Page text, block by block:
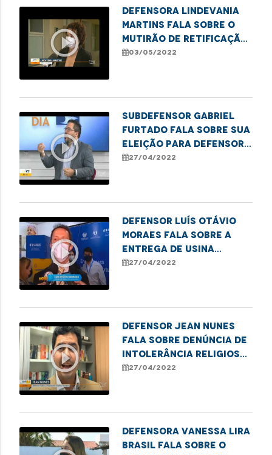
play_circle_outline
Defensora Lindevania
Martins fala sobre o
mutirão de retificação
de nome social para
03/05/2022
play_circle_outline
Subdefensor Gabriel
Furtado fala sobre sua
eleição para defensor-
geral, prioridades do
sobre os serviços
27/04/2022
play_circle_outline
Defensor Luís Otávio
Moraes fala sobre a
entrega de usina
elétrica para o
27/04/2022
play_circle_outline
Defensor Jean Nunes
fala sobre denúncia de
intolerância religiosa
em São Luís
27/04/2022
Defensora Vanessa Lira
Brasil fala sobre o